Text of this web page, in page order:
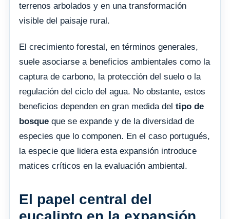
terrenos arbolados y en una transformación
visible del paisaje rural.
El crecimiento forestal, en términos generales,
suele asociarse a beneficios ambientales como la
captura de carbono, la protección del suelo o la
regulación del ciclo del agua. No obstante, estos
beneficios dependen en gran medida del tipo de
bosque que se expande y de la diversidad de
especies que lo componen. En el caso portugués,
la especie que lidera esta expansión introduce
matices críticos en la evaluación ambiental.
El papel central del